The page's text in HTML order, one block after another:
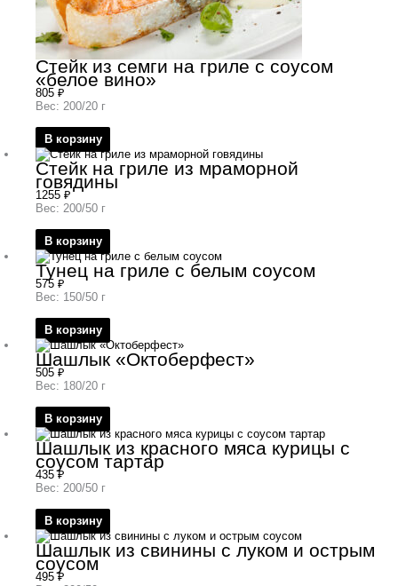
Стейк из семги на гриле с соусом
«белое вино»
805 ₽
Вес: 200/20 г
В корзину
Стейк на гриле из мраморной
говядины
1255 ₽
Вес: 200/50 г
В корзину
Тунец на гриле с белым соусом
575 ₽
Вес: 150/50 г
В корзину
Шашлык «Октоберфест»
505 ₽
Вес: 180/20 г
В корзину
Шашлык из красного мяса курицы с
соусом тартар
435₽
Вес: 200/50 г
В корзину
Шашлык из свинины с луком и острым
соусом
495₽